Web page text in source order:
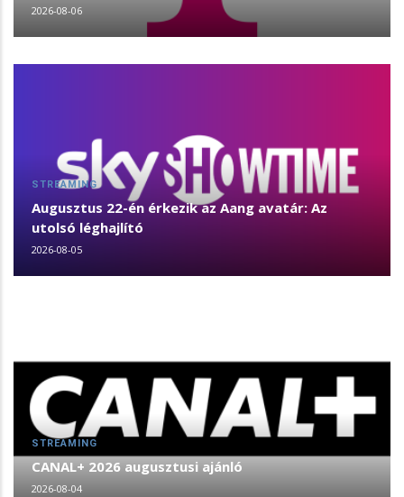
2026-08-06
STREAMING
Augusztus 22-én érkezik az Aang avatár: Az
utolsó léghajlító
2026-08-05
STREAMING
CANAL+ 2026 augusztusi ajánló
2026-08-04